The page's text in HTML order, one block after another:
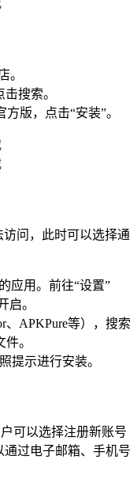
。
搜索。
版，点击“安装”。
访问，此时可以选择通
应用。前往“设置”
启。
APKPure等），搜索
。
提示进行安装。
可以选择注册新账号
过电子邮箱、手机号